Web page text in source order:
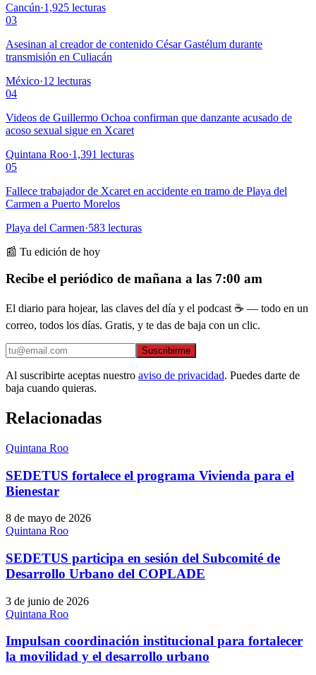
Cancún·1,925 lecturas
03
Asesinan al creador de contenido César Gastélum durante
transmisión en Culiacán
México·12 lecturas
04
Videos de Guillermo Ochoa confirman que danzante acusado de
acoso sexual sigue en Xcaret
Quintana Roo·1,391 lecturas
05
Fallece trabajador de Xcaret en accidente en tramo de Playa del
Carmen a Puerto Morelos
Playa del Carmen·583 lecturas
📰 Tu edición de hoy
Recibe el periódico de mañana a las 7:00 am
El diario para hojear, las claves del día y el podcast ☕ — todo en un
correo, todos los días. Gratis, y te das de baja con un clic.
Suscribirme
Al suscribirte aceptas nuestro aviso de privacidad. Puedes darte de
baja cuando quieras.
Relacionadas
Quintana Roo
SEDETUS fortalece el programa Vivienda para el
Bienestar
8 de mayo de 2026
Quintana Roo
SEDETUS participa en sesión del Subcomité de
Desarrollo Urbano del COPLADE
3 de junio de 2026
Quintana Roo
Impulsan coordinación institucional para fortalecer
la movilidad y el desarrollo urbano